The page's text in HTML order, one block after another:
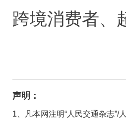
跨境消费者、
声明：
1、凡本网注明“人民交通杂志